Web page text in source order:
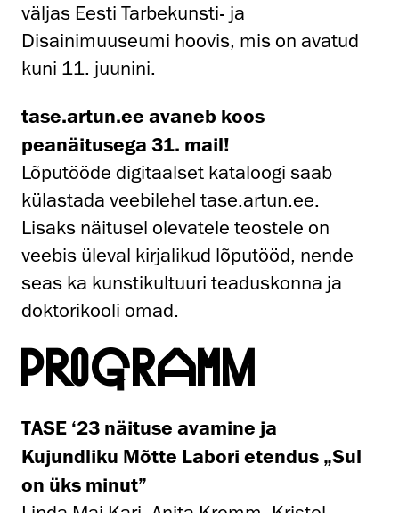
väljas Eesti Tarbekunsti- ja
Disainimuuseumi hoovis, mis on avatud
kuni 11. juunini.
tase.artun.ee avaneb koos
peanäitusega 31. mail!
Lõputööde digitaalset kataloogi saab
külastada veebilehel tase.artun.ee.
Lisaks näitusel olevatele teostele on
veebis üleval kirjalikud lõputööd, nende
seas ka kunstikultuuri teaduskonna ja
doktorikooli omad.
PROGRAMM
TASE ‘23 näituse avamine ja
Kujundliku Mõtte Labori etendus „Sul
on üks minut”